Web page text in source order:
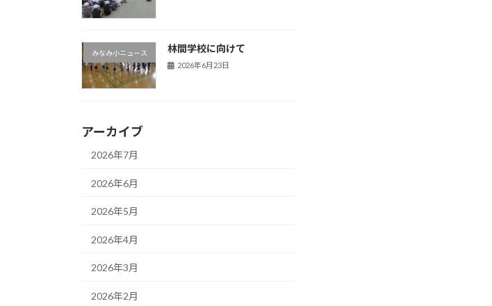
みなみ小ニュース 林間学校に向けて
2026年6月23日
アーカイブ
2026年7月
2026年6月
2026年5月
2026年4月
2026年3月
2026年2月